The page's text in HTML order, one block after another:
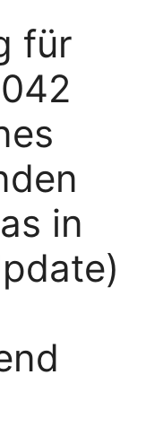
für
in